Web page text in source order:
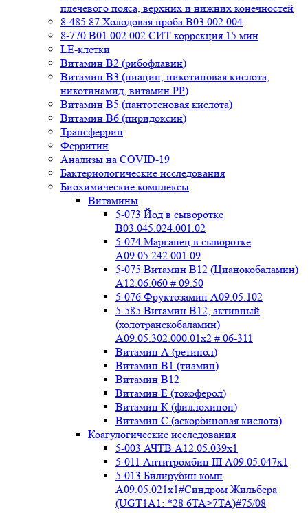
плечевого пояса, верхних и нижних конечностей
8-485 87 Холодовая проба В03.002.004
8-770 B01.002.002 СИТ коррекция 15 мин
LE-клетки
Витамин В2 (рибофлавин)
Витамин В3 (ниацин, никотиновая кислота,
никотинамид, витамин PP)
Витамин В5 (пантотеновая кислота)
Витамин В6 (пиридоксин)
Трансферрин
Ферритин
Анализы на COVID-19
Бактериологические исследования
Биохимические комплексы
Витамины
5-073 Йод в сыворотке
B03.045.024.001.02
5-074 Марганец в сыворотке
A09.05.242.001.09
5-075 Витамин В12 (Цианокобаламин)
A12.06.060 # 09.50
5-076 Фруктозамин A09.05.102
5-585 Витамин B12, активный
(холотранскобаламин)
A09.05.302.000.01x2 # 06-311
Витамин А (ретинол)
Витамин В1 (тиамин)
Витамин В12
Витамин Е (токоферол)
Витамин К (филлохинон)
Витамин С (аскорбиновая кислота)
Коагулогические исследования
5-003 АЧТВ А12.05.039x1
5-011 Антитромбин III А09.05.047x1
5-013 Билирубин комп
A09.05.021x1#Синдром Жильбера
(UGT1A1: *28 6TA>7TA)#75/08